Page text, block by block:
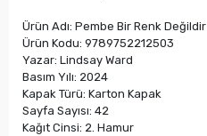
Ürün Adı: Pembe Bir Renk Değildir
Ürün Kodu: 9789752212503
Yazar: Lindsay Ward
Basım Yılı: 2024
Kapak Türü: Karton Kapak
Sayfa Sayısı: 42
Kağıt Cinsi: 2. Hamur